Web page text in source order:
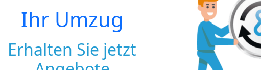
Ihr Umzug
Erhalten Sie jetzt